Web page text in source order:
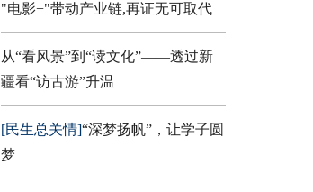
"电影+"带动产业链,再证无可取代
从“看风景”到“读文化”——透过新
疆看“访古游”升温
[民生总关情]“深梦扬帆”，让学子圆
梦